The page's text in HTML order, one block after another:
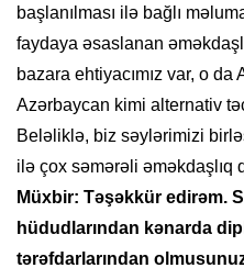
başlanılması ilə bağlı
faydaya əsaslanan
bazara ehtiyacımız var, o da
Azərbaycan kimi alternativ
Beləliklə, biz səylərimizi
ilə çox səmərəli əməkdaşlıq
Müxbir: Təşəkkür edirəm.
hüdudlarından kənarda
tərəfdarlarından